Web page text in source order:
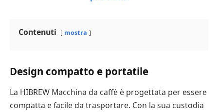
Contenuti mostra
Design compatto e portatile
La HIBREW Macchina da caffè è progettata per essere
compatta e facile da trasportare. Con la sua custodia